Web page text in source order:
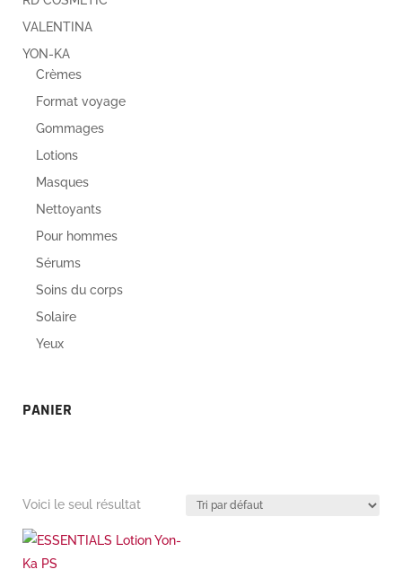
VALENTINA
YON-KA
Crèmes
Format voyage
Gommages
Lotions
Masques
Nettoyants
Pour hommes
Sérums
Soins du corps
Solaire
Yeux
PANIER
Voici le seul résultat